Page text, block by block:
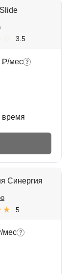
3.5
₽/мес
время
Синергия
5
мес